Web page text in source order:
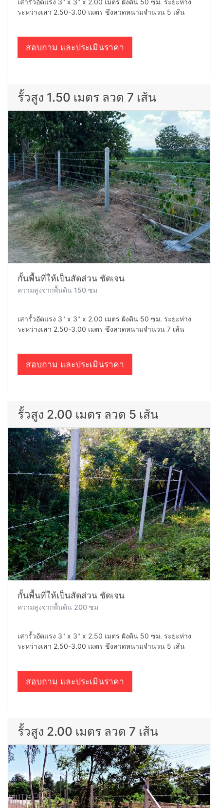
เสารั้วอัดแรง 3" x 3" x 2.00 เมตร ฝังดิน 50 ซม. ระยะห่าง
ระหว่างเสา 2.50-3.00 เมตร ขึงลวดหนามจำนวน 5 เส้น
สอบถาม และประเมินราคา
รั้วสูง 1.50 เมตร ลวด 7 เส้น
กั้นพื้นที่ให้เป็นสัดส่วน ชัดเจน
ความสูงจากพื้นดิน 150 ซม
เสารั้วอัดแรง 3" x 3" x 2.00 เมตร ฝังดิน 50 ซม. ระยะห่าง
ระหว่างเสา 2.50-3.00 เมตร ขึงลวดหนามจำนวน 7 เส้น
สอบถาม และประเมินราคา
รั้วสูง 2.00 เมตร ลวด 5 เส้น
กั้นพื้นที่ให้เป็นสัดส่วน ชัดเจน
ความสูงจากพื้นดิน 200 ซม
เสารั้วอัดแรง 3" x 3" x 2.50 เมตร ฝังดิน 50 ซม. ระยะห่าง
ระหว่างเสา 2.50-3.00 เมตร ขึงลวดหนามจำนวน 5 เส้น
สอบถาม และประเมินราคา
รั้วสูง 2.00 เมตร ลวด 7 เส้น